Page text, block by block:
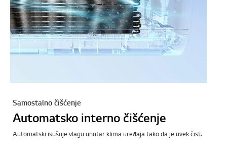
Samostalno čišćenje
Automatsko interno čišćenje
Automatski isušuje vlagu unutar klima uređaja tako da je uvek čist.